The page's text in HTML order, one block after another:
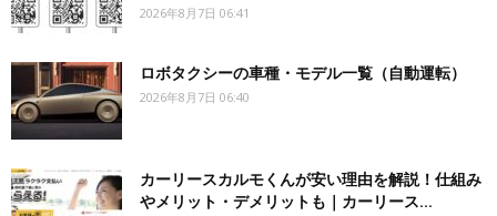
2026年8月7日 06:41
ロボタクシーの車種・モデル一覧（自動運転）
2026年8月7日 06:40
カーリースカルモくんが安い理由を解説！仕組み
やメリット・デメリットも｜カーリース...